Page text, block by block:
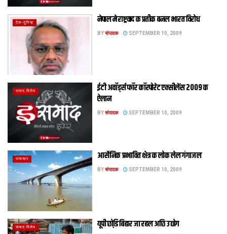
देश-दुनिया नेपाल मे राष्ट्रवाद क प्रतीक बनल भारत विरोध
BYसंपादक SEPTEMBER 10, 2009
समाद विशेष
ईटी अवॉर्ड्स फॉर कॉरपोरेट एक्सीलेंस 2009 क
ऐलान
BYसंपादक SEPTEMBER 10, 2009
समाचार आर्सेनिक प्रभावित क्षेत्र क लोक लेल गंगाजल
BYसंपादक SEPTEMBER 10, 2009
समाद विशेष यूपी छोडि़ बिहार जा रहल अछि उद्योग